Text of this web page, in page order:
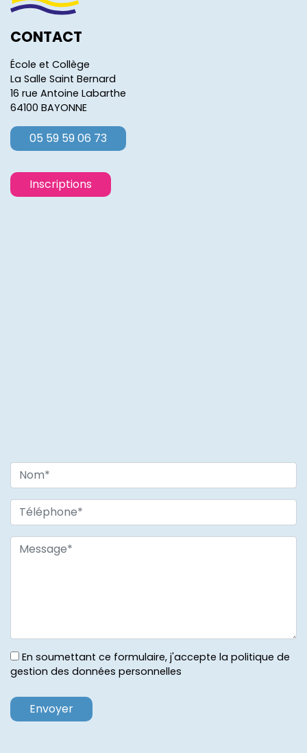
CONTACT
École et Collège
La Salle Saint Bernard
16 rue Antoine Labarthe
64100 BAYONNE
05 59 59 06 73
Inscriptions
En soumettant ce formulaire, j'accepte la politique de
gestion des données personnelles